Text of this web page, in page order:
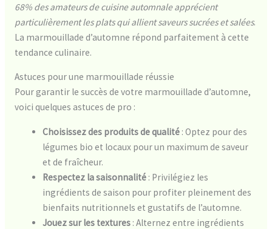
68% des amateurs de cuisine automnale apprécient
particulièrement les plats qui allient saveurs sucrées et salées.
La marmouillade d’automne répond parfaitement à cette
tendance culinaire.
Astuces pour une marmouillade réussie
Pour garantir le succès de votre marmouillade d’automne,
voici quelques astuces de pro :
Choisissez des produits de qualité : Optez pour des
légumes bio et locaux pour un maximum de saveur
et de fraîcheur.
Respectez la saisonnalité : Privilégiez les
ingrédients de saison pour profiter pleinement des
bienfaits nutritionnels et gustatifs de l’automne.
Jouez sur les textures : Alternez entre ingrédients